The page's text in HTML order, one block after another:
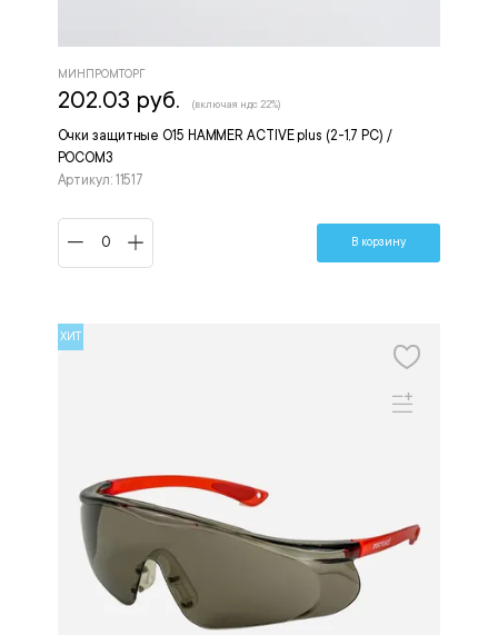
Очки защитные О15 HAMMER ACTIVE plus (2-1,7 РС) /
РОСОМЗ
Артикул: 11517
МИНПРОМТОРГ
202.03 руб. (включая ндс 22%)
В корзину
ХИТ